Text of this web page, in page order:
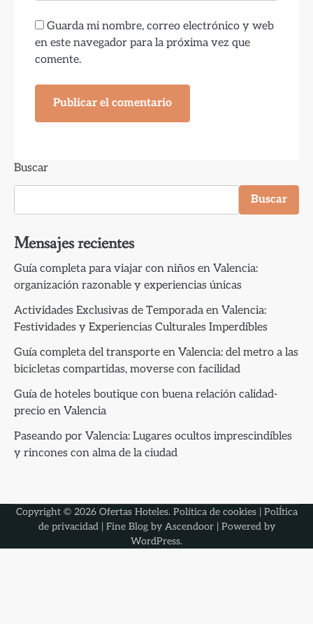
Guarda mi nombre, correo electrónico y web
en este navegador para la próxima vez que
comente.
Buscar
Buscar
Mensajes recientes
Guía completa para viajar con niños en Valencia:
organización razonable y experiencias únicas
Actividades Exclusivas de Temporada en Valencia:
Festividades y Experiencias Culturales Imperdibles
Guía completa del transporte en Valencia: del metro a las
bicicletas compartidas, moverse con facilidad
Guía de hoteles boutique con buena relación calidad-
precio en Valencia
Paseando por Valencia: Lugares ocultos imprescindibles
y rincones con alma de la ciudad
Copyright © 2026 Ofertas Hoteles. Política de cookies| PolÍtica
de privacidad| Fine Blog by Ascendoor| Powered by
WordPress.